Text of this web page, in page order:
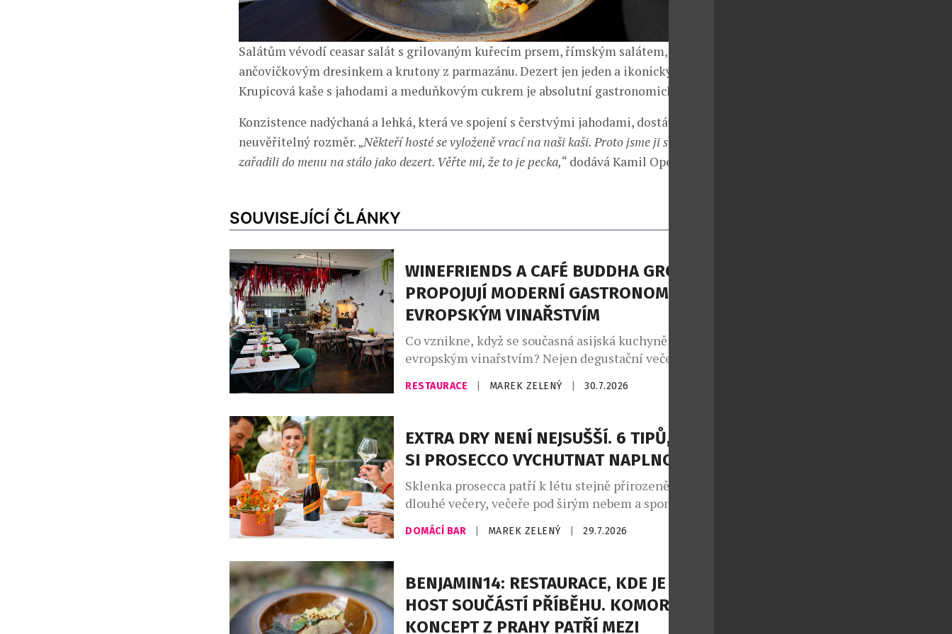
Salátům vévodí ceasar salát s grilovaným kuřecím prsem, římským salátem,
ančovičkovým dresinkem a krutony z parmazánu. Dezert jen jeden a ikonický.
Krupicová kaše s jahodami a meduňkovým cukrem je absolutní gastronomické nebe.
Konzistence nadýchaná a lehká, která ve spojení s čerstvými jahodami, dostává
neuvěřitelný rozměr. „Někteří hosté se vyloženě vrací na naši kaši. Proto jsme ji s hrdostí
zařadili do menu na stálo jako dezert. Věřte mi, že to je pecka,“ dodává Kamil Opelka.
SOUVISEJÍCÍ ČLÁNKY
WINEFRIENDS A CAFÉ BUDDHA GROUP
PROPOJUJÍ MODERNÍ GASTRONOMII S
EVROPSKÝM VINAŘSTVÍM
Co vznikne, když se současná asijská kuchyně potká s
evropským vinařstvím? Nejen degustační večeře, ale
napříč kontinenty, chutěmi i vinařskými regiony.
připravila na podzim 2026 sérii tří tematických
degustačních večerů. Dva z nich se uskuteční v
restauraci PRU58, jeden v […]
RESTAURACE MAREK ZELENÝ 30.7.2026
EXTRA DRY NENÍ NEJSUŠŠÍ. 6 TIPŮ, JAK
SI PROSECCO VYCHUTNAT NAPLNO
Sklenka prosecca patří k létu stejně přirozeně jako
dlouhé večery, večeře pod širým nebem a spontánní
setkání s přáteli. Své pevné místo si našlo také v
našich skleničkách. Česká republika je sedmým
jemně perlivého frizzante jí patří dokonce druhé
místo. Mezinárodní den prosecca, který každoročně
připadá na […]
DOMÁCÍ BAR MAREK ZELENÝ 29.7.2026
BENJAMIN14: RESTAURACE, KDE JE
HOST SOUČÁSTÍ PŘÍBĚHU. KOMORNÍ
KONCEPT Z PRAHY PATŘÍ MEZI